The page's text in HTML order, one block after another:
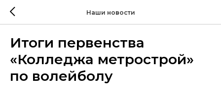
Наши новости
Итоги первенства
«Колледжа метрострой»
по волейболу